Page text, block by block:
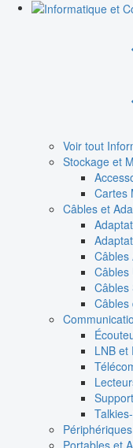
Voir tout
Stockage et
Cartes
Câbles et
Câbles
Câbles
Câbles
Câbles
LNB et
Périphériques